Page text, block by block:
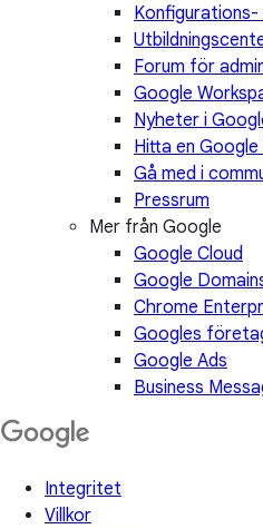
Forum för
Google
Nyheter i
Hitta en
Gå med i
Pressrum
Mer från Google
Google Cloud
Google
Chrome
Googles
Google Ads
Business
Integritet
Villkor